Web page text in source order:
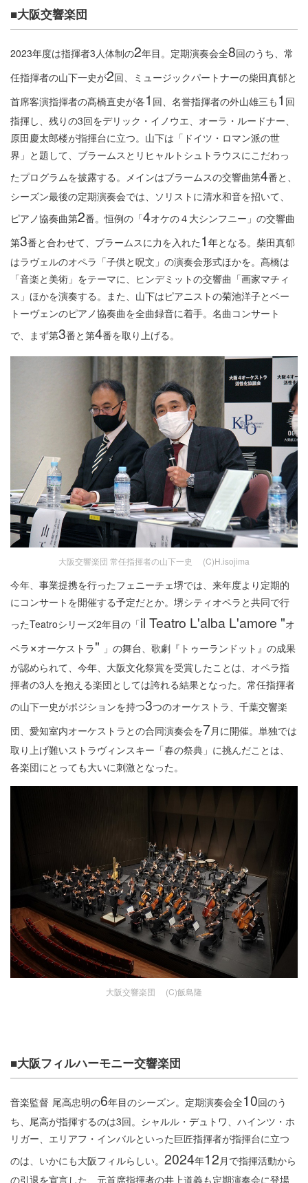
■大阪交響楽団
2023年度は指揮者3人体制の2年目。定期演奏会全8回のうち、常
任指揮者の山下一史が2回、ミュージックパートナーの柴田真郁と
首席客演指揮者の髙橋直史が各1 回、名誉指揮者の外山雄三も 1 回
指揮し、残りの3回をデリック・イノウエ、オーラ・ルードナー、
原田慶太郎楼が指揮台に立つ。山下は「ドイツ・ロマン派の世
界」と題して、ブラームスとリヒャルトシュトラウスにこだわっ
たプログラムを披露する。メインはブラームスの交響曲第4番と、
シーズン最後の定期演奏会では、ソリストに清水和音を招いて、
ピアノ協奏曲第2番。恒例の「4オケの４大シンフニー」の交響曲
第3番と合わせて、ブラームスに力を入れた 1 年となる。柴田真郁
はラヴェルのオペラ「子供と呪文」の演奏会形式ほかを。髙橋は
「音楽と美術」をテーマに、ヒンデミットの交響曲「画家マチィ
ス」ほかを演奏する。また、山下はピアニストの菊池洋子とベー
トーヴェンのピアノ協奏曲を全曲録音に着手。名曲コンサート
で、まず第3番と第4番を取り上げる。
大阪交響楽団 常任指揮者の山下一史 (C)H.isojima
今年、事業提携を行ったフェニーチェ堺では、来年度より定期的
にコンサートを開催する予定だとか。堺シティオペラと共同で行
ったTeatroシリーズ2年目の「il Teatro L'alba L'amore "オ
ペラ ×オーケストラ" 」の舞台、歌劇『トゥーランドット』の成果
が認められて、今年、大阪文化祭賞を受賞したことは、オペラ指
揮者の3人を抱える楽団としては誇れる結果となった。常任指揮者
の山下一史がポジションを持つ3つのオーケストラ、千葉交響楽
団、愛知室内オーケストラとの合同演奏会を7月に開催。単独では
取り上げ難いストラヴィンスキー「春の祭典」に挑んだことは、
各楽団にとっても大いに刺激となった。
大阪交響楽団 (C)飯島隆
■大阪フィルハーモニー交響楽団
音楽監督 尾高忠明の6年目のシーズン。定期演奏会全10回のう
ち、尾高が指揮するのは3回。シャルル・デュトワ、ハインツ・ホ
リガー、エリアフ・インバルといった巨匠指揮者が指揮台に立つ
のは、いかにも大阪フィルらしい。 2024年12月で指揮活動から
の引退を宣言した、元首席指揮者の井上道義も定期演奏会に登場